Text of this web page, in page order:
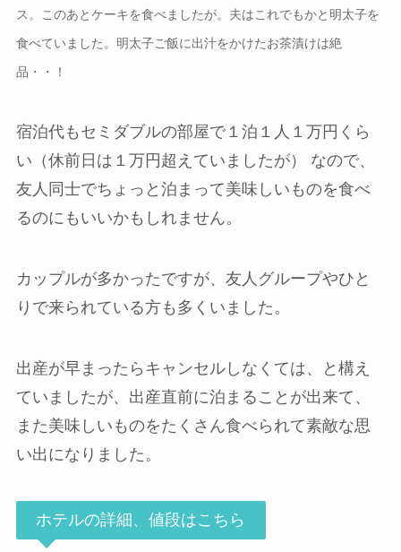
ス。このあとケーキを食べましたが。夫はこれでもかと明太子を
食べていました。明太子ご飯に出汁をかけたお茶漬けは絶
品・・！
宿泊代もセミダブルの部屋で１泊１人１万円くら
い（休前日は１万円超えていましたが） なので、
友人同士でちょっと泊まって美味しいものを食べ
るのにもいいかもしれません。
カップルが多かったですが、友人グループやひと
りで来られている方も多くいました。
出産が早まったらキャンセルしなくては、と構え
ていましたが、出産直前に泊まることが出来て、
また美味しいものをたくさん食べられて素敵な思
い出になりました。
ホテルの詳細、値段はこちら